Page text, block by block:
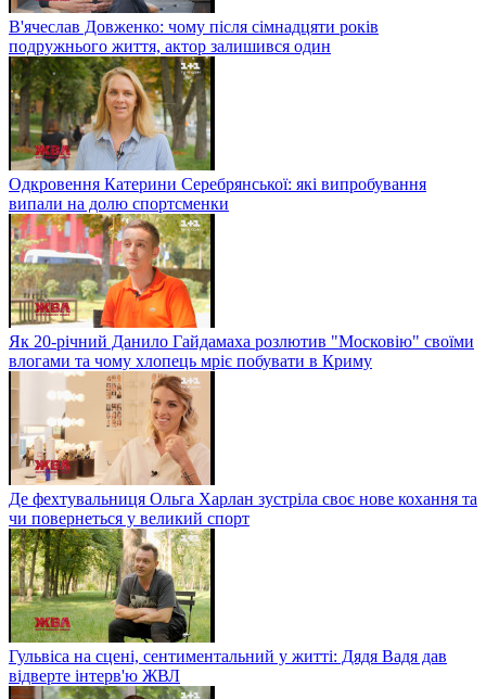
В'ячеслав Довженко: чому після сімнадцяти років
подружнього життя, актор залишився один
Одкровення Катерини Серебрянської: які випробування
випали на долю спортсменки
Як 20-річний Данило Гайдамаха розлютив "Московію" своїми
влогами та чому хлопець мріє побувати в Криму
Де фехтувальниця Ольга Харлан зустріла своє нове кохання та
чи повернеться у великий спорт
Гульвіса на сцені, сентиментальний у житті: Дядя Вадя дав
відверте інтерв'ю ЖВЛ